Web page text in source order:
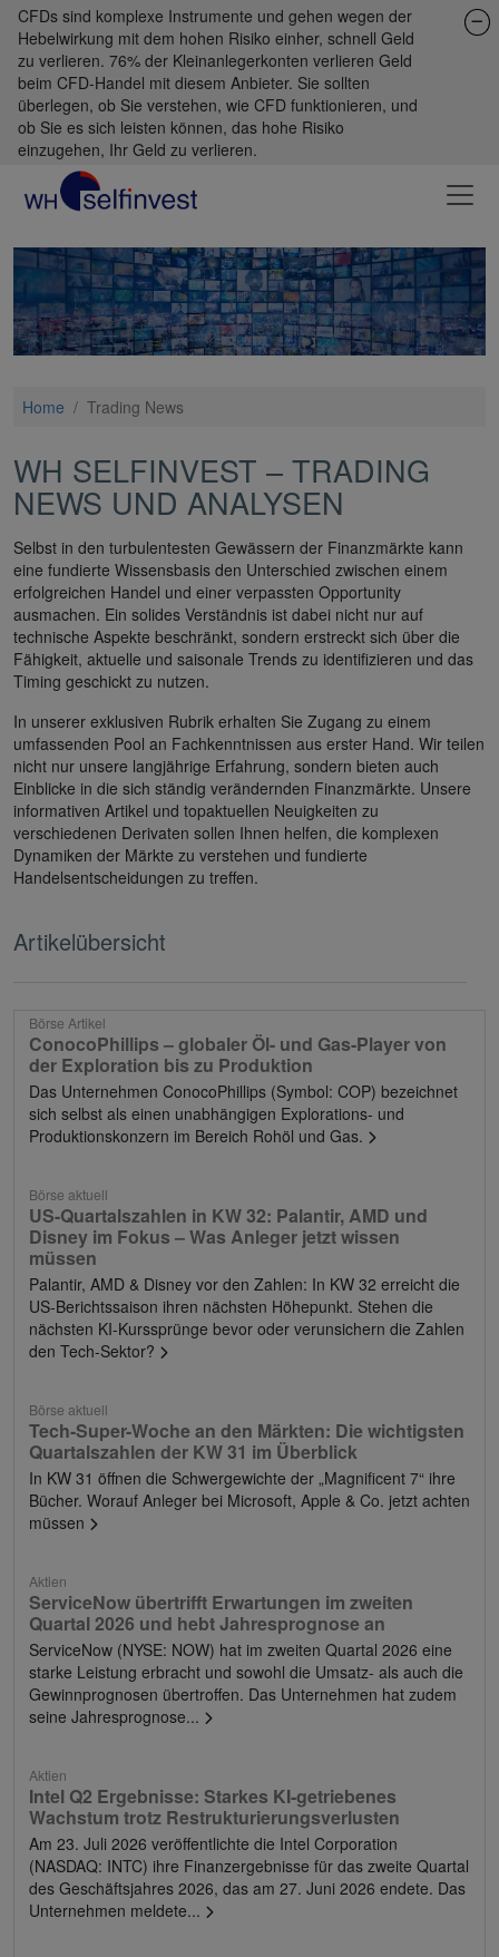
CFDs sind komplexe Instrumente und gehen wegen der
Hebelwirkung mit dem hohen Risiko einher, schnell Geld
zu verlieren. 76% der Kleinanlegerkonten verlieren Geld
beim CFD-Handel mit diesem Anbieter. Sie sollten
überlegen, ob Sie verstehen, wie CFD funktionieren, und
ob Sie es sich leisten können, das hohe Risiko
einzugehen, Ihr Geld zu verlieren.
Home / Trading News
WH SELFINVEST – TRADING
NEWS UND ANALYSEN
Selbst in den turbulentesten Gewässern der Finanzmärkte kann
eine fundierte Wissensbasis den Unterschied zwischen einem
erfolgreichen Handel und einer verpassten Opportunity
ausmachen. Ein solides Verständnis ist dabei nicht nur auf
technische Aspekte beschränkt, sondern erstreckt sich über die
Fähigkeit, aktuelle und saisonale Trends zu identifizieren und das
Timing geschickt zu nutzen.
In unserer exklusiven Rubrik erhalten Sie Zugang zu einem
umfassenden Pool an Fachkenntnissen aus erster Hand. Wir teilen
nicht nur unsere langjährige Erfahrung, sondern bieten auch
Einblicke in die sich ständig verändernden Finanzmärkte. Unsere
informativen Artikel und topaktuellen Neuigkeiten zu
verschiedenen Derivaten sollen Ihnen helfen, die komplexen
Dynamiken der Märkte zu verstehen und fundierte
Handelsentscheidungen zu treffen.
Artikelübersicht
Börse Artikel
ConocoPhillips – globaler Öl- und Gas-Player von
der Exploration bis zu Produktion
Das Unternehmen ConocoPhillips (Symbol: COP) bezeichnet
sich selbst als einen unabhängigen Explorations- und
Produktionskonzern im Bereich Rohöl und Gas.
Börse aktuell
US-Quartalszahlen in KW 32: Palantir, AMD und
Disney im Fokus – Was Anleger jetzt wissen
müssen
Palantir, AMD & Disney vor den Zahlen: In KW 32 erreicht die
US-Berichtssaison ihren nächsten Höhepunkt. Stehen die
nächsten KI-Kurssprünge bevor oder verunsichern die Zahlen
den Tech-Sektor?
Börse aktuell
Tech-Super-Woche an den Märkten: Die wichtigsten
Quartalszahlen der KW 31 im Überblick
In KW 31 öffnen die Schwergewichte der „Magnificent 7“ ihre
Bücher. Worauf Anleger bei Microsoft, Apple & Co. jetzt achten
müssen
Aktien
ServiceNow übertrifft Erwartungen im zweiten
Quartal 2026 und hebt Jahresprognose an
ServiceNow (NYSE: NOW) hat im zweiten Quartal 2026 eine
starke Leistung erbracht und sowohl die Umsatz- als auch die
Gewinnprognosen übertroffen. Das Unternehmen hat zudem
seine Jahresprognose...
Aktien
Intel Q2 Ergebnisse: Starkes KI-getriebenes
Wachstum trotz Restrukturierungsverlusten
Am 23. Juli 2026 veröffentlichte die Intel Corporation
(NASDAQ: INTC) ihre Finanzergebnisse für das zweite Quartal
des Geschäftsjahres 2026, das am 27. Juni 2026 endete. Das
Unternehmen meldete...